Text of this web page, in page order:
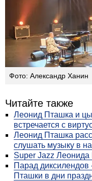
Фото: Александр Ханин
Читайте также
Леонид Пташка и
встречается с
Леонид Пташка
слушать музыку в
Super Jazz
Парад
Пташки в дни